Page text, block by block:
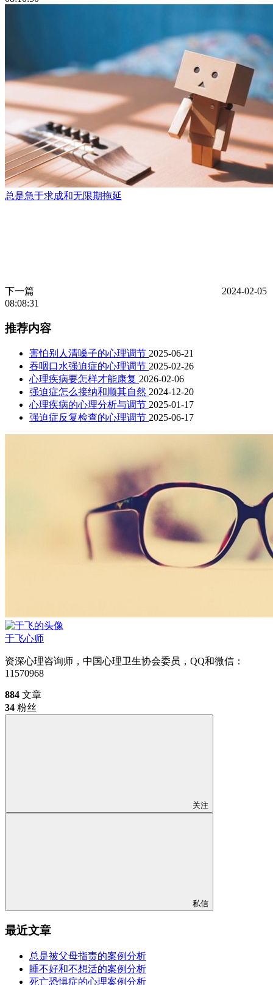
总是急于求成和无限期拖延
下一篇
2024-02-05
08:08:31
推荐内容
害怕别人清嗓子的心理调节 2025-06-21
吞咽口水强迫症的心理调节 2025-02-26
心理疾病要怎样才能康复 2026-02-06
强迫症怎么接纳和顺其自然 2024-12-20
心理疾病的心理分析与调节 2025-01-17
强迫症反复检查的心理调节 2025-06-17
于飞心师
资深心理咨询师，中国心理卫生协会委员，QQ和微信：
11570968
884 文章
34 粉丝
关注
私信
最近文章
总是被父母指责的案例分析
睡不好和不想活的案例分析
死亡恐惧症的心理案例分析